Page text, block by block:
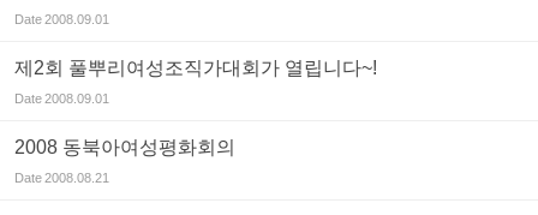
Date2008.09.01
제2회 풀뿌리여성조직가대회가 열립니다~!
Date2008.09.01
2008 동북아여성평화회의
Date2008.08.21